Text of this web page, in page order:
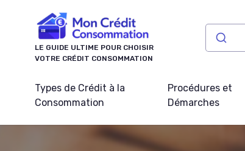
LE GUIDE ULTIME POUR CHOISIR
VOTRE CRÉDIT CONSOMMATION
Types de Crédit à la
Consommation
Procédures et
Démarches